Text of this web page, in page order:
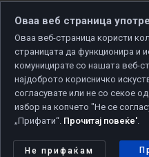
Copyright © 2026
Политика за приватност |
Оваа веб страница
Оваа веб-страница користи
страницата да функционира и
комуницирате со нашата веб-
најдоброто корисничко
согласувате или не со секое
избор на копчето "Не се
„Прифати“. Прочитај повеќе'.
Не прифаќам